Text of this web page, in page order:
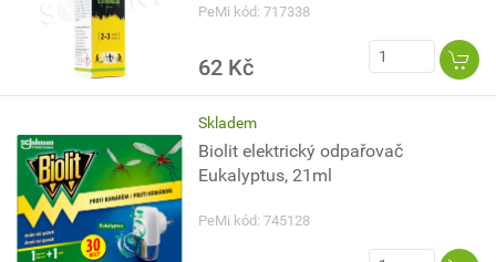
PeMi kód: 717338
62 Kč
Skladem
Biolit elektrický odpařovač
Eukalyptus, 21ml
PeMi kód: 745128